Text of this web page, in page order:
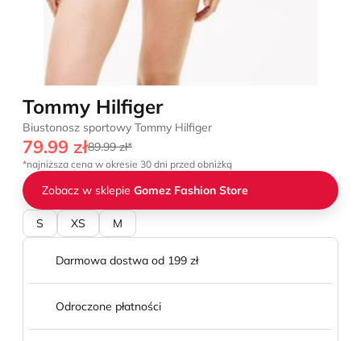
Tommy Hilfiger
Biustonosz sportowy Tommy Hilfiger
79.99 zł89.99 zł*
*najniższa cena w okresie 30 dni przed obniżką
Zobacz w sklepie Gomez Fashion Store
S XS M
Darmowa dostwa od 199 zł
Odroczone płatności